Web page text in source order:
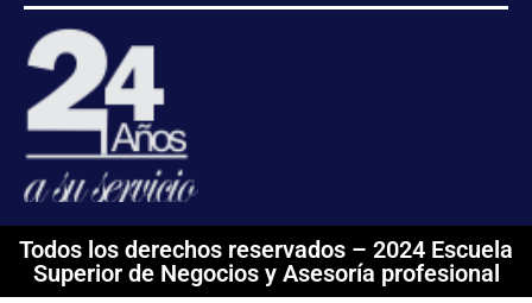
Todos los derechos reservados – 2024 Escuela
Superior de Negocios y Asesoría profesional